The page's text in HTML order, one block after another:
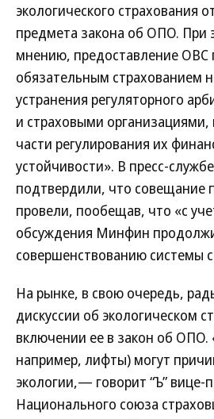
экологического страхования
предмета закона об ОПО. При
мнению, предоставление ОВС
обязательным страхованием
устранения регуляторного
и страховыми организациями,
части регулирования их
устойчивости». В пресс-
подтвердили, что совещание
провели, пообещав, что «с
обсуждения Минфин
совершенствованию системы
На рынке, в свою очередь,
дискуссии об экологическом
включении ее в закон об
например, лифты) могут
экологии,— говорит “Ъ” вице-
Национального союза